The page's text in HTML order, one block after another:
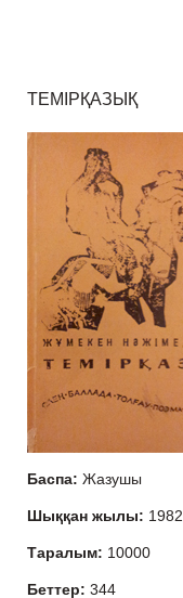
ТЕМІРҚАЗЫҚ
Баспа: Жазушы
Шыққан жылы: 1982
Таралым: 10000
Беттер: 344